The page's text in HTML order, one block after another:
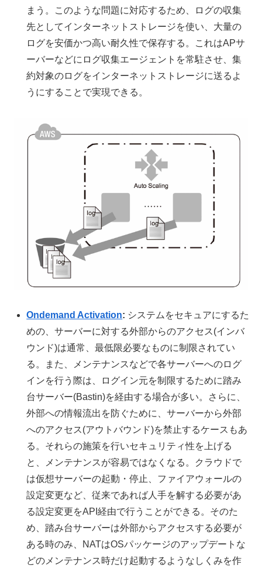
まう。このような問題に対応するため、ログの収集
先としてインターネットストレージを使い、大量の
ログを安価かつ高い耐久性で保存する。これはAPサ
ーバーなどにログ収集エージェントを常駐させ、集
約対象のログをインターネットストレージに送るよ
うにすることで実現できる。
Ondemand Activation: システムをセキュアにするた
めの、サーバーに対する外部からのアクセス(インバ
ウンド)は通常、最低限必要なものに制限されてい
る。また、メンテナンスなどで各サーバーへのログ
インを行う際は、ログイン元を制限するために踏み
台サーバー(Bastin)を経由する場合が多い。さらに、
外部への情報流出を防ぐために、サーバーから外部
へのアクセス(アウトバウンド)を禁止するケースもあ
る。それらの施策を行いセキュリティ性を上げる
と、メンテナンスが容易ではなくなる。クラウドで
は仮想サーバーの起動・停止、ファイアウォールの
設定変更など、従来であれば人手を解する必要があ
る設定変更をAPI経由で行うことができる。そのた
め、踏み台サーバーは外部からアクセスする必要が
ある時のみ、NATはOSパッケージのアップデートな
どのメンテナンス時だけ起動するようなしくみを作